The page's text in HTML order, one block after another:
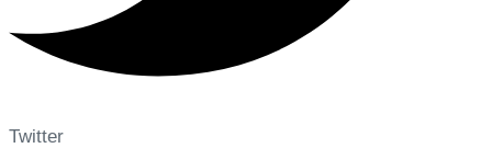
Twitter